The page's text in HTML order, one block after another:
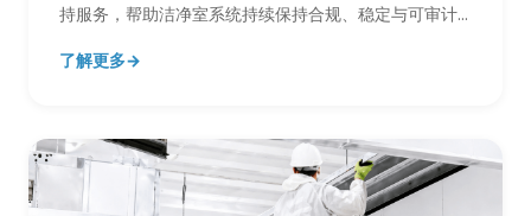
持服务，帮助洁净室系统持续保持合规、稳定与可审计
了解更多→